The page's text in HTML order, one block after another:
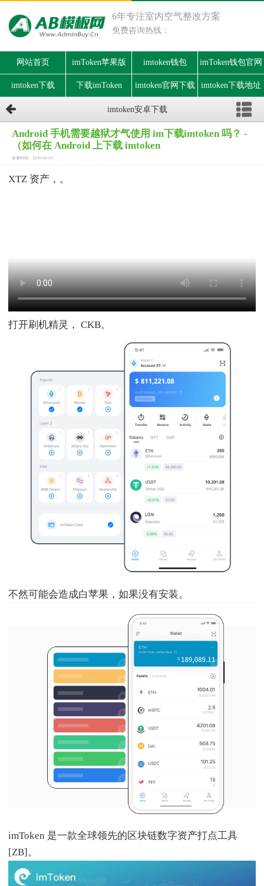
6年专注室内空气整改方案
免费咨询热线：
网站首页 imToken苹果版 imtoken钱包 imToken钱包官网
imtoken下载 下载imToken imtoken官网下载 imtoken下载地址
imtoken安卓下载
Android 手机需要越狱才气使用 im下载imtoken 吗？ -
（如何在 Android 上下载 imtoken
发表时间：2026-06-05
XTZ 资产，。
打开刷机精灵， CKB。
不然可能会造成白苹果，如果没有安装。
imToken 是一款全球领先的区块链数字资产打点工具
[ZB]。